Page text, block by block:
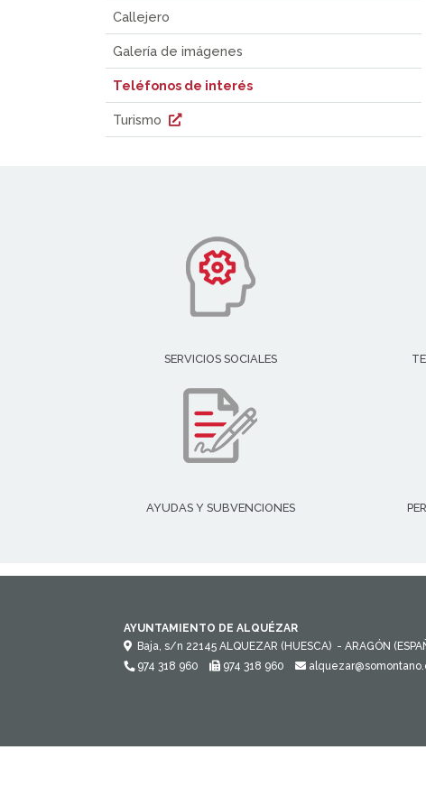
Callejero
Galería de imágenes
Teléfonos de interés
Turismo
SERVICIOS SOCIALES
AYUDAS Y SUBVENCIONES
AYUNTAMIENTO DE ALQUÉZAR
Baja, s/n 22145 ALQUEZAR (HUESCA) - ARAGÓN
974 318 960
974 318 960